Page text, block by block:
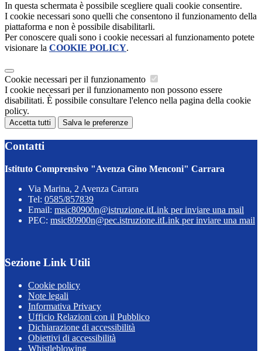
In questa schermata è possibile scegliere quali cookie consentire.
I cookie necessari sono quelli che consentono il funzionamento della
piattaforma e non è possibile disabilitarli.
Per conoscere quali sono i cookie necessari al funzionamento potete
visionare la COOKIE POLICY.
Cookie necessari per il funzionamento
I cookie necessari per il funzionamento non possono essere
disabilitati. È possibile consultare l'elenco nella pagina della cookie
policy.
Accetta tutti Salva le preferenze
Contatti
Istituto Comprensivo "Avenza Gino Menconi" Carrara
Via Marina, 2 Avenza Carrara
Tel: 0585/857839
Email: msic80900n@istruzione.itLink per inviare una mail
PEC: msic80900n@pec.istruzione.itLink per inviare una mail
Sezione Link Utili
Cookie policy
Note legali
Informativa Privacy
Ufficio Relazioni con il Pubblico
Dichiarazione di accessibilità
Obiettivi di accessibilità
Whistleblowing